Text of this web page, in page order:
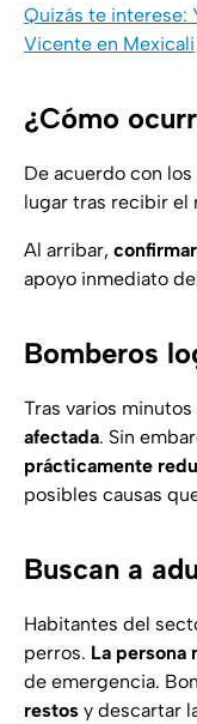
Quizás te interese:
Vicente en Mexicali
¿Cómo
De acuerdo con
lugar tras recibir el
Al arribar,
apoyo inmediato
Bomberos
Tras varios
afectada. Sin
prácticamente
posibles causas
Buscan a
Habitantes del
perros. La persona
de emergencia.
restos y descartar